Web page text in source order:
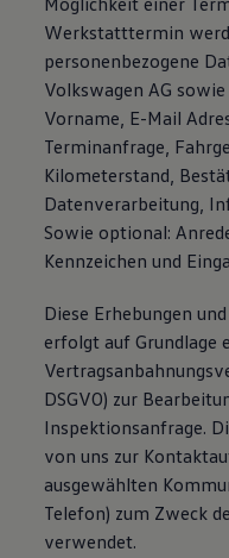
Werkstatttermin
personenbezogene
Volkswagen AG
Vorname, E-Mail
Terminanfrage,
Kilometerstand,
Datenverarbeitung,
Sowie optional:
Kennzeichen und
Diese Erhebungen
erfolgt auf Grundlage
DSGVO) zur
Inspektionsanfrage.
von uns zur
ausgewählten
Telefon) zum Zweck
verwendet.